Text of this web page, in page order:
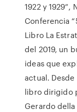
1922 y
Conferencia
Libro La
del 2019, un
ideas que
actual.
libro dirigido
Gerardo